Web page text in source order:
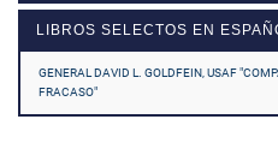
LIBROS SELECTOS EN
GENERAL DAVID L. GOLDFEIN, USAF
FRACASO"